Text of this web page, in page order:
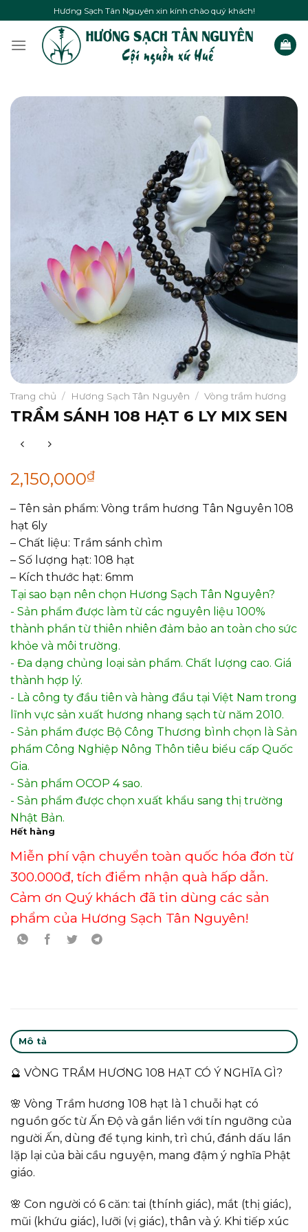
to
content
Hương Sạch Tân Nguyên xin kính chào quý khách!
Trang chủ / Hương Sạch Tân Nguyên / Vòng trầm hương
TRẦM SÁNH 108 HẠT 6 LY MIX SEN
2,150,000₫
– Tên sản phẩm: Vòng trầm hương Tân Nguyên 108
hạt 6ly
– Chất liệu: Trầm sánh chìm
– Số lượng hạt: 108 hạt
– Kích thước hạt: 6mm
Tại sao bạn nên chọn Hương Sạch Tân Nguyên?
- Sản phẩm được làm từ các nguyên liệu 100%
thành phần từ thiên nhiên đảm bảo an toàn cho sức
khỏe và môi trường.
- Đa dạng chủng loại sản phẩm. Chất lượng cao. Giá
thành hợp lý.
- Là công ty đầu tiên và hàng đầu tại Việt Nam trong
lĩnh vực sản xuất hương nhang sạch từ năm 2010.
- Sản phẩm được Bộ Công Thương bình chọn là Sản
phẩm Công Nghiệp Nông Thôn tiêu biểu cấp Quốc
Gia.
- Sản phẩm OCOP 4 sao.
- Sản phẩm được chọn xuất khẩu sang thị trường
Nhật Bản.
Hết hàng
Miễn phí vận chuyển toàn quốc hóa đơn từ
300.000đ, tích điểm nhận quà hấp dẫn.
Cảm ơn Quý khách đã tin dùng các sản
phẩm của Hương Sạch Tân Nguyên!
Mô tả
🔮 VÒNG TRẦM HƯƠNG 108 HẠT CÓ Ý NGHĨA GÌ?
🌸 Vòng Trầm hương 108 hạt là 1 chuỗi hạt có
nguồn gốc từ Ấn Độ và gắn liền với tín ngưỡng của
người Ấn, dùng để tụng kinh, trì chú, đánh dấu lần
lặp lại của bài cầu nguyện, mang đậm ý nghĩa Phật
giáo.
🌸 Con người có 6 căn: tai (thính giác), mắt (thị giác),
mũi (khứu giác), lưỡi (vị giác), thân và ý. Khi tiếp xúc